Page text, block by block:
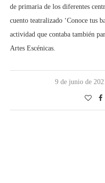
de primaria de los diferentes
cuento teatralizado ‘Conoce tus
actividad que contaba también
Artes Escénicas.
9 de junio de